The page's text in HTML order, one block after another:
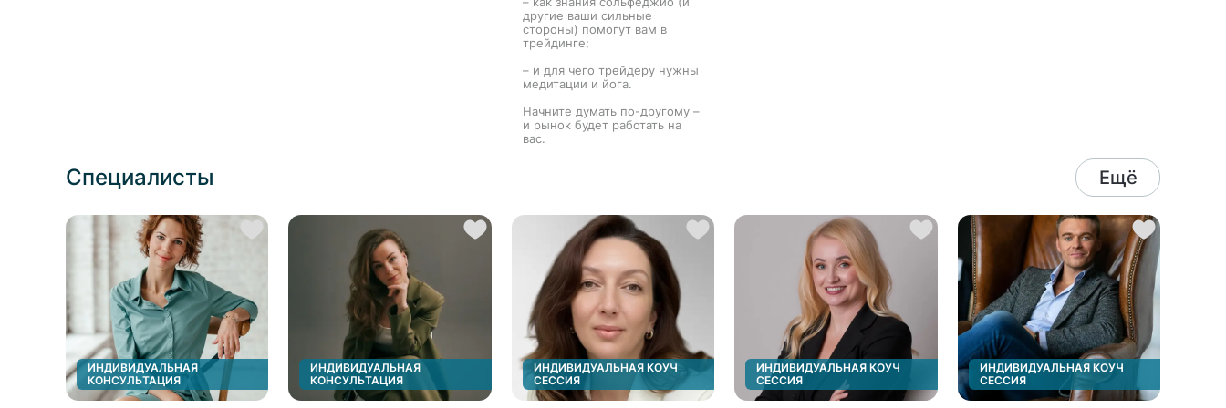
другие ваши сильные
стороны) помогут вам в
трейдинге;
– и для чего трейдеру нужны
медитации и йога.
Начните думать по-другому –
и рынок будет работать на
вас.
они услышали от других.
Чтобы попасть в группу
необходимо бесплатно
видеосвязи (занимает 10-15
минут) и после внести оплату
первой встречи. Пишите в
личные сообщения, что
хотите попасть в группу.
Специалисты Ещё
ИНДИВИДУАЛЬНАЯ
КОНСУЛЬТАЦИЯ
ИНДИВИДУАЛЬНАЯ
КОНСУЛЬТАЦИЯ
ИНДИВИДУАЛЬНАЯ КОУЧ
СЕССИЯ
ИНДИВИДУАЛЬНАЯ КОУЧ
СЕССИЯ
ИНДИВИДУАЛЬНАЯ КОУЧ
СЕССИЯ